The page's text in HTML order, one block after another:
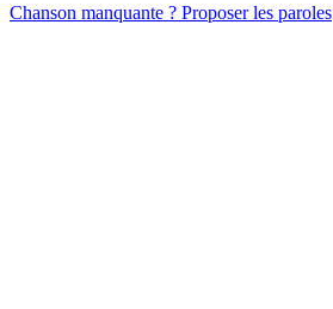
Chanson manquante ? Proposer les paroles